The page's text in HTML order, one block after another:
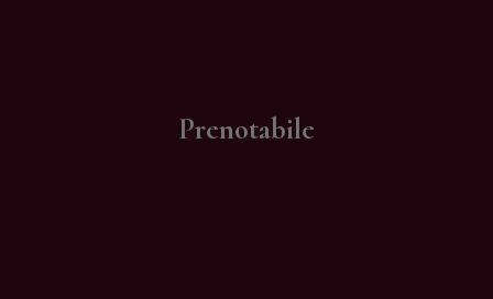
Prenotabile